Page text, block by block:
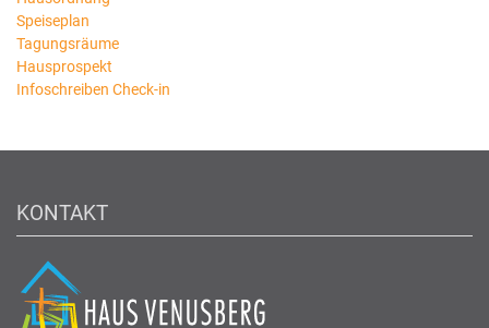
Speiseplan
Tagungsräume
Hausprospekt
Infoschreiben Check-in
KONTAKT